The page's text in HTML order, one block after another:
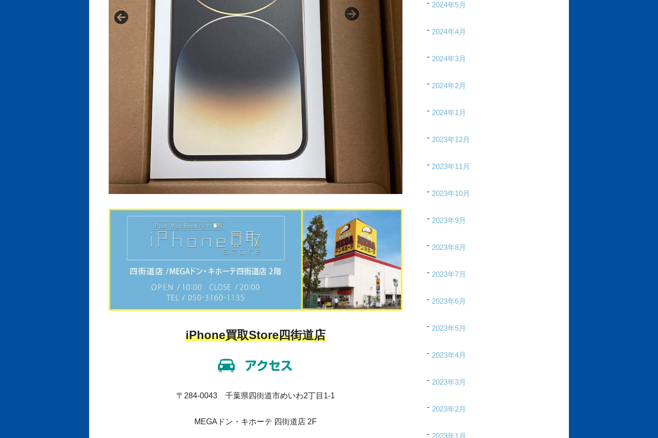
iPhone買取Store四街道店
〒284-0043 千葉県四街道市めいわ2丁目1-1
MEGAドン・キホーテ 四街道店 2F
2024年5月
2024年4月
2024年3月
2024年2月
2024年1月
2023年12月
2023年11月
2023年10月
2023年9月
2023年8月
2023年7月
2023年6月
2023年5月
2023年4月
2023年3月
2023年2月
2023年1月